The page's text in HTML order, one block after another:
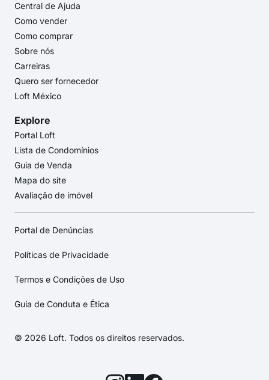
Central de Ajuda
Como vender
Como comprar
Sobre nós
Carreiras
Quero ser fornecedor
Loft México
Explore
Portal Loft
Lista de Condomínios
Guia de Venda
Mapa do site
Avaliação de imóvel
Portal de Denúncias
Políticas de Privacidade
Termos e Condições de Uso
Guia de Conduta e Ética
© 2026 Loft. Todos os direitos reservados.